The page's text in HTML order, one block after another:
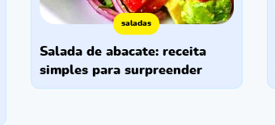
saladas
salada de abacate: receita
simples para surpreender